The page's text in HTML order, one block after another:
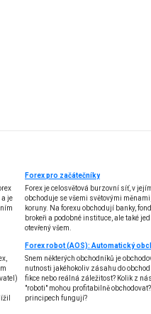
je
Forex pro začátečníky
Forex je celosvětová burzovní síť, v
obchoduje se všemi světovými
koruny. Na forexu obchodují banky,
brokeři a podobné instituce, ale také
otevřený všem.
Snem některých obchodníků je
nutnosti jakéhokoliv zásahu do
fikce nebo reálná záležitost? Kolik z
"roboti" mohou profitabilně
principech fungují?